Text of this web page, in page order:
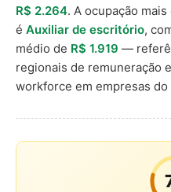
R$ 2.264. A ocupação
é Auxiliar de escritório,
médio de R$ 1.919 —
regionais de remuneração
workforce em empresas do